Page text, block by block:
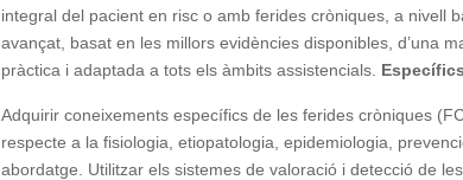
integral del pacient en risc o amb ferides cròniques, a nivell
avançat, basat en les millors evidències disponibles, d’una
pràctica i adaptada a tots els àmbits assistencials. Específics
Adquirir coneixements específics de les ferides cròniques
respecte a la fisiologia, etiopatologia, epidemiologia,
abordatge. Utilitzar els sistemes de valoració i detecció de les